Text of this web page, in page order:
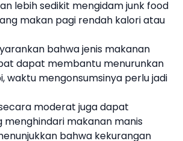
lebih sedikit mengidam junk food
makan pagi rendah kalori atau
bahwa jenis makanan
dapat membantu menurunkan
waktu mengonsumsinya perlu jadi
moderat juga dapat
makanan manis
bahwa kekurangan